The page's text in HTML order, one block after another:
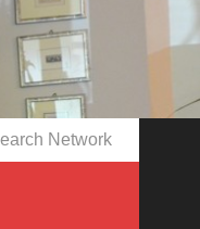
Network